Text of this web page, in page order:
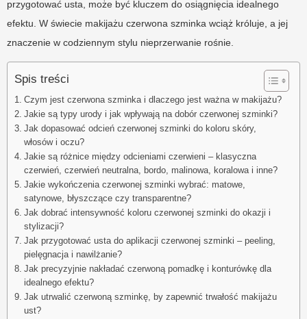
przygotować usta, może być kluczem do osiągnięcia idealnego
efektu. W świecie makijażu czerwona szminka wciąż króluje, a jej
znaczenie w codziennym stylu nieprzerwanie rośnie.
Spis treści
Czym jest czerwona szminka i dlaczego jest ważna w makijażu?
Jakie są typy urody i jak wpływają na dobór czerwonej szminki?
Jak dopasować odcień czerwonej szminki do koloru skóry,
włosów i oczu?
Jakie są różnice między odcieniami czerwieni – klasyczna
czerwień, czerwień neutralna, bordo, malinowa, koralowa i inne?
Jakie wykończenia czerwonej szminki wybrać: matowe,
satynowe, błyszczące czy transparentne?
Jak dobrać intensywność koloru czerwonej szminki do okazji i
stylizacji?
Jak przygotować usta do aplikacji czerwonej szminki – peeling,
pielęgnacja i nawilżanie?
Jak precyzyjnie nakładać czerwoną pomadkę i konturówkę dla
idealnego efektu?
Jak utrwalić czerwoną szminkę, by zapewnić trwałość makijażu
ust?